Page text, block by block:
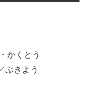
かくとう
きよう